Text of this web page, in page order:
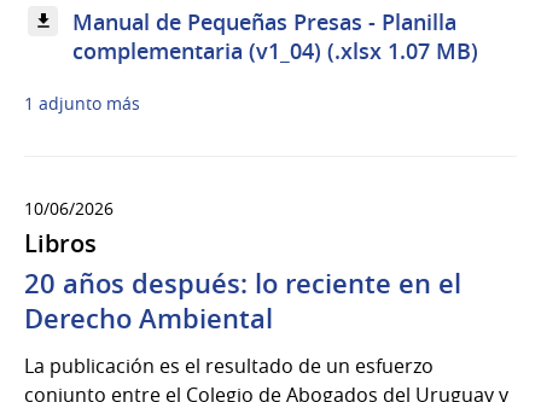
Manual de Pequeñas Presas - Planilla
complementaria (v1_04) (.xlsx 1.07 MB)
1 adjunto más
10/06/2026
Libros
20 años después: lo reciente en el
Derecho Ambiental
La publicación es el resultado de un esfuerzo
conjunto entre el Colegio de Abogados del Uruguay y